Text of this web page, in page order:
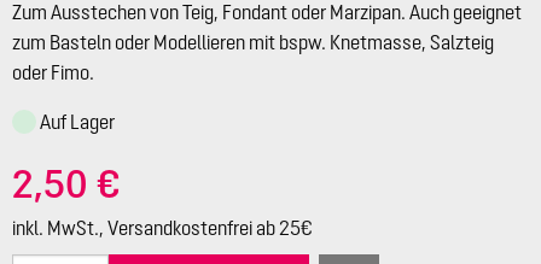
Zum Ausstechen von Teig, Fondant oder Marzipan. Auch geeignet
zum Basteln oder Modellieren mit bspw. Knetmasse, Salzteig
oder Fimo.
Auf Lager
2,50 €
inkl. MwSt., Versandkostenfrei ab 25€